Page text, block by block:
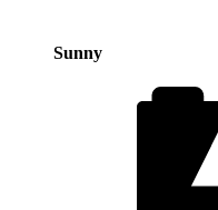
Sunny